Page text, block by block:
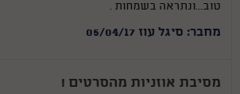
טוב...ונתראה בשמחות .
מחבר: סיגל עוז 05/04/17
מסיבת אוזניות מהסרטים !